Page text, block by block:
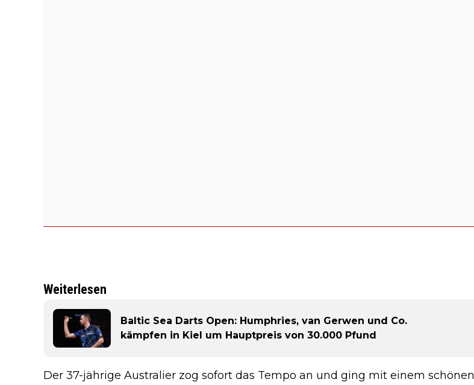
Weiterlesen
Baltic Sea Darts Open: Humphries, van Gerwen und Co.
kämpfen in Kiel um Hauptpreis von 30.000 Pfund
Der 37-jährige Australier zog sofort das Tempo an und ging mit einem schönen